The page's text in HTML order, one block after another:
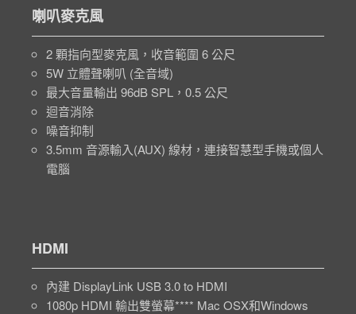
喇叭麥克風
2 顆指向型麥克風，收音範圍 6 公尺
5W 立體聲喇叭 (全音域)
最大音量輸出 96dB SPL，0.5 公尺
迴音消除
噪音抑制
3.5mm 音源輸入(AUX) 線材，連接智慧型手機或個人
電腦
HDMI
內建 DisplayLink USB 3.0 to HDMI
1080p HDMI 輸出雙螢幕**** Mac OSX和Windows